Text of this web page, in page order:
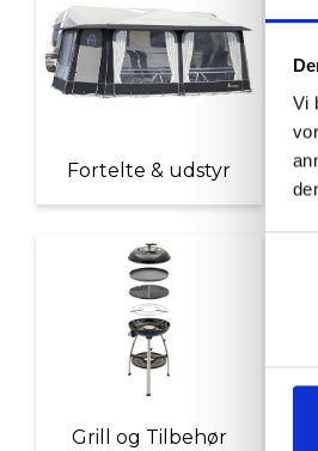
Vi
Fortelte & udstyr
Grill og Tilbehør